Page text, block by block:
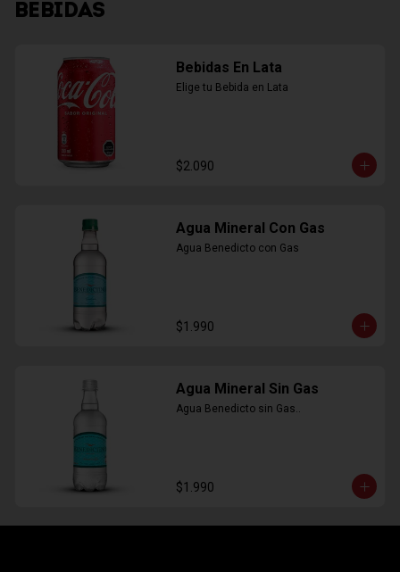
BEBIDAS
Bebidas En Lata
Elige tu Bebida en Lata
$2.090
Agua Mineral Con Gas
Agua Benedicto con Gas
$1.990
Agua Mineral Sin Gas
Agua Benedicto sin Gas..
$1.990